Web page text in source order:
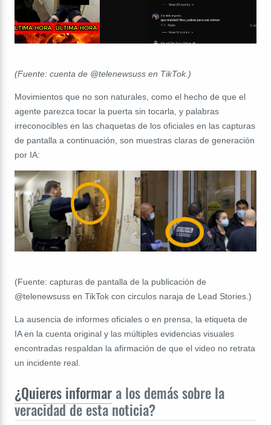
(Fuente: cuenta de @telenewsuss en TikTok.)
Movimientos que no son naturales, como el hecho de que el
agente parezca tocar la puerta sin tocarla, y palabras
irreconocibles en las chaquetas de los oficiales en las capturas
de pantalla a continuación, son muestras claras de generación
por IA:
(Fuente: capturas de pantalla de la publicación de
@telenewsuss en TikTok con circulos naraja de Lead Stories.)
La ausencia de informes oficiales o en prensa, la etiqueta de
IA en la cuenta original y las múltiples evidencias visuales
encontradas respaldan la afirmación de que el video no retrata
un incidente real.
¿Quieres informar a los demás sobre la
veracidad de esta noticia?